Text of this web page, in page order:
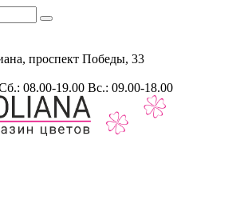
проспект Победы, 33
08.00-19.00 Вс.: 09.00-18.00